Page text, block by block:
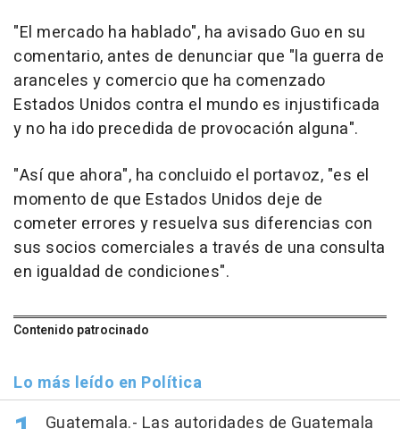
"El mercado ha hablado", ha avisado Guo en su
comentario, antes de denunciar que "la guerra de
aranceles y comercio que ha comenzado
Estados Unidos contra el mundo es injustificada
y no ha ido precedida de provocación alguna".
"Así que ahora", ha concluido el portavoz, "es el
momento de que Estados Unidos deje de
cometer errores y resuelva sus diferencias con
sus socios comerciales a través de una consulta
en igualdad de condiciones".
Contenido patrocinado
Lo más leído en Política
Guatemala.- Las autoridades de Guatemala